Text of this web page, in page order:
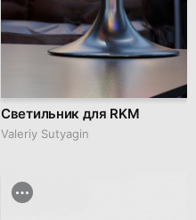
Светильник для RKM
Valeriy Sutyagin